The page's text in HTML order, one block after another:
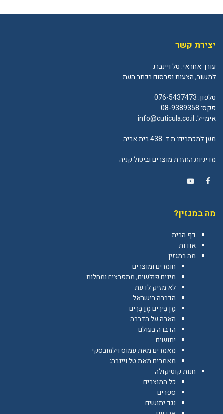
יצירת קשר
עורך אחראי: טל ויינברג
למשוב, הצעות ופרסום בכתב העת
טלפון:076-5437473
פקס: 08-9389358
אימייל:info@cuticula.co.il
מען למכתבים: ת.ד. 438 בית אריה
מדיניות החזרת מוצרים וביטול קניה
מה במגזין?
דף הבית
אודות
מה במגזין
חומרים ומוצרים
מינים פולשים, מתפרצים ומחלות
לא מזיק לדעת
הדברה בישראל
מַדְבִּירִים מְדַבְּרִים
הארה על הדברה
הדברה בעולם
יתושים
מאמרים מאת עמוס וילמובסקי
מאמרים מאת טל ויינברג
חנות קוטיקולה
כל המוצרים
ספרים
נגד יתושים